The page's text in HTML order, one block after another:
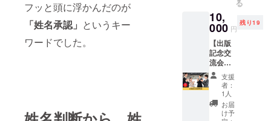
フッと頭に浮かんだのが
「姓名承認」 というキー
ワードでした。
い。 ※
文字数
は最大8
文字ま
でとな
りま
す。 ※
こちら
のリ
ターン
に法人
させて
いただ
きま
す。 ※
所要時
間は30
分で
す。 ※
オンラ
インの
参加方
す。 姓
名判断
を20万
人超と
向き
合って
きた経
験があ
る龍が
しっか
りあな
る
10,
000 円
残り19
【出版
記念交
流会参
加権】
書籍
「自分
の名前
を愛す
支援
者：
1人
お届
け予